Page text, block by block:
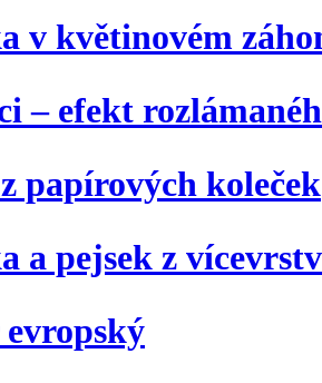
v květinovém
– efekt
papírových koleček
a pejsek z